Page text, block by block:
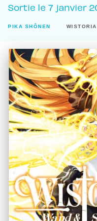
Sortie le 7 janvier
PIKA SHÔNEN